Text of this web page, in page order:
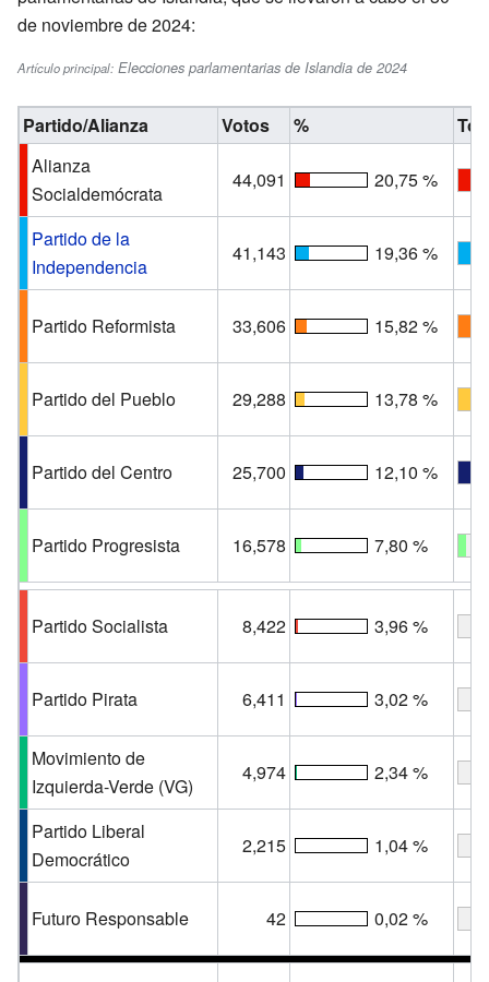
de noviembre de 2024:
Artículo principal: Elecciones parlamentarias de Islandia de 2024
Partido/Alianza Votos %
Alianza
Socialdemócrata
44,091 20,75 %
Partido de la
Independencia
41,143 19,36 %
Partido Reformista 33,606 15,82 %
Partido del Pueblo 29,288 13,78 %
Partido del Centro 25,700 12,10 %
Partido Progresista 16,578 7,80 %
Partido Socialista 8,422 3,96 %
Partido Pirata 6,411 3,02 %
Movimiento de
Izquierda-Verde (VG)
4,974 2,34 %
Partido Liberal
Democrático
2,215 1,04 %
Futuro Responsable 42 0,02 %